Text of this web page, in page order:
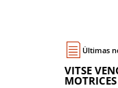
Últimas
VITSE
MOTRICES